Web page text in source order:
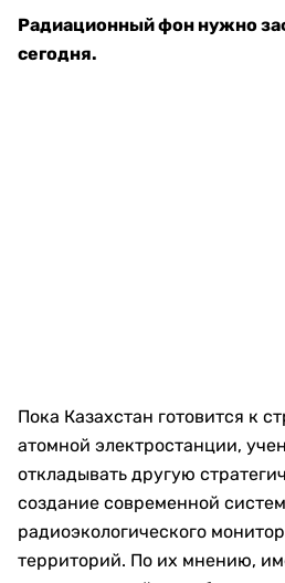
Радиационный фон нужно
сегодня.
Пока Казахстан готовится к
атомной электростанции,
откладывать другую
создание современной
радиоэкологического
территорий. По их мнению,